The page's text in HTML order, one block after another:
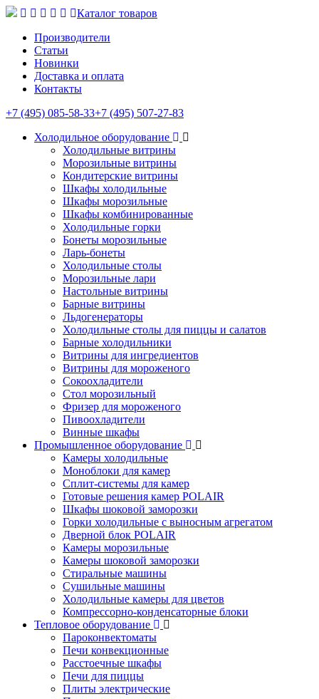
Каталог товаров
Производители
Статьи
Новинки
Доставка и оплата
Контакты
+7 (495) 085-58-33+7 (495) 507-27-83
Холодильное оборудование
Холодильные витрины
Морозильные витрины
Кондитерские витрины
Шкафы холодильные
Шкафы морозильные
Шкафы комбинированные
Холодильные горки
Бонеты морозильные
Ларь-бонеты
Холодильные столы
Морозильные лари
Настольные витрины
Барные витрины
Льдогенераторы
Холодильные столы для пиццы и салатов
Барные холодильники
Витрины для ингредиентов
Витрины для мороженого
Сокоохладители
Стол морозильный
Фризер для мороженого
Пивоохладители
Винные шкафы
Промышленное оборудование
Камеры холодильные
Моноблоки для камер
Сплит-системы для камер
Готовые решения камер POLAIR
Шкафы шоковой заморозки
Горки холодильные с выносным агрегатом
Дверной блок POLAIR
Камеры морозильные
Камеры шоковой заморозки
Стиральные машины
Сушильные машины
Холодильные камеры для цветов
Компрессорно-конденсаторные блоки
Тепловое оборудование
Пароконвектоматы
Печи конвекционные
Расстоечные шкафы
Печи для пиццы
Плиты электрические